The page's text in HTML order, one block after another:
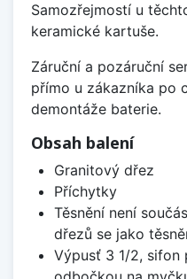
Samozřejmostí u
keramické kartuše.
Záruční a pozáruční
přímo u zákazníka po
demontáže baterie.
Obsah balení
Granitový dřez
Příchytky
Těsnění není
dřezů se jako
Výpusť 3 1/2, sifon